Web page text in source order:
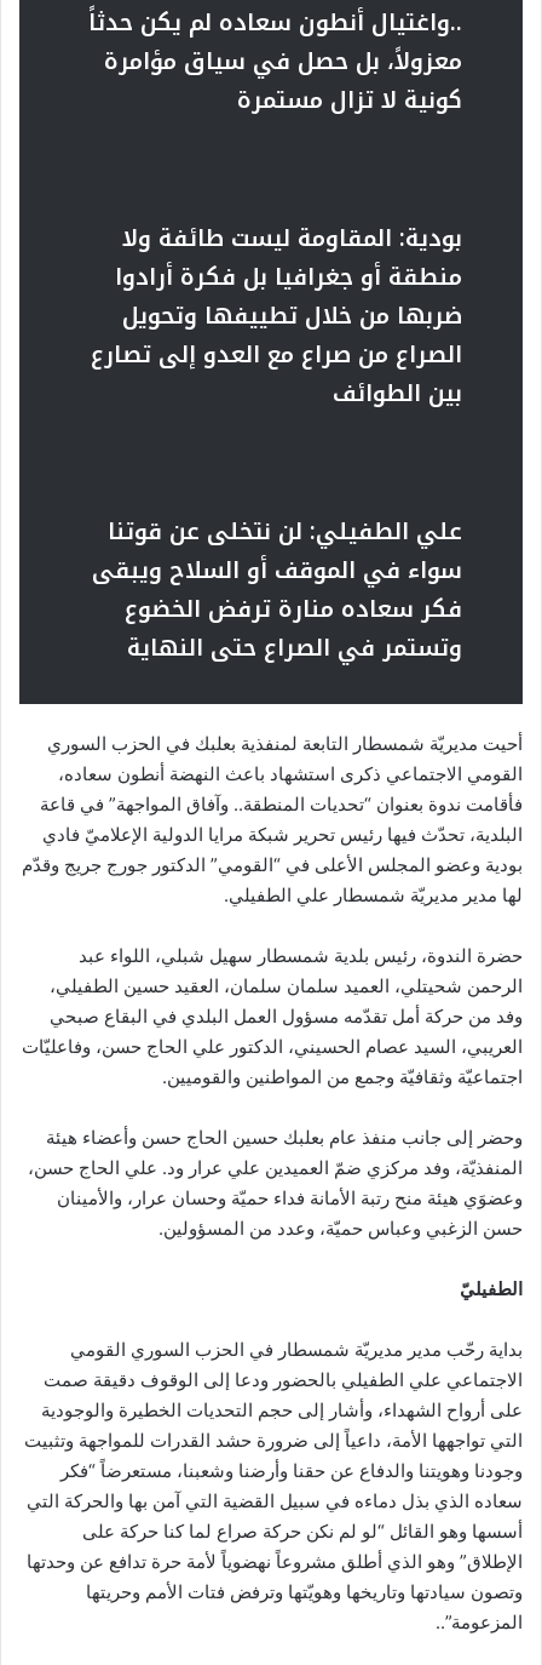
..واغتيال أنطون سعاده لم يكن حدثاً
معزولاً، بل حصل في سياق مؤامرة
كونية لا تزال مستمرة
بودية: المقاومة ليست طائفة ولا
منطقة أو جغرافيا بل فكرة أرادوا
ضربها من خلال تطييفها وتحويل
الصراع من صراع مع العدو إلى تصارع
بين الطوائف
علي الطفيلي: لن نتخلى عن قوتنا
سواء في الموقف أو السلاح ويبقى
فكر سعاده منارة ترفض الخضوع
وتستمر في الصراع حتى النهاية
أحيت مديريّة شمسطار التابعة لمنفذية بعلبك في الحزب السوري
القومي الاجتماعي ذكرى استشهاد باعث النهضة أنطون سعاده،
فأقامت ندوة بعنوان “تحديات المنطقة.. وآفاق المواجهة” في قاعة
البلدية، تحدّث فيها رئيس تحرير شبكة مرايا الدولية الإعلاميّ فادي
بودية وعضو المجلس الأعلى في “القومي” الدكتور جورج جريج وقدّم
لها مدير مديريّة شمسطار علي الطفيلي.
حضرة الندوة، رئيس بلدية شمسطار سهيل شبلي، اللواء عبد
الرحمن شحيتلي، العميد سلمان سلمان، العقيد حسين الطفيلي،
وفد من حركة أمل تقدّمه مسؤول العمل البلدي في البقاع صبحي
العريبي، السيد عصام الحسيني، الدكتور علي الحاج حسن، وفاعليّات
اجتماعيّة وثقافيّة وجمع من المواطنين والقوميين.
وحضر إلى جانب منفذ عام بعلبك حسين الحاج حسن وأعضاء هيئة
المنفذيّة، وفد مركزي ضمّ العميدين علي عرار ود. علي الحاج حسن،
وعضوَي هيئة منح رتبة الأمانة فداء حميّة وحسان عرار، والأمينان
حسن الزغبي وعباس حميّة، وعدد من المسؤولين.
الطفيليّ
بداية رحّب مدير مديريّة شمسطار في الحزب السوري القومي
الاجتماعي علي الطفيلي بالحضور ودعا إلى الوقوف دقيقة صمت
على أرواح الشهداء، وأشار إلى حجم التحديات الخطيرة والوجودية
التي تواجهها الأمة، داعياً إلى ضرورة حشد القدرات للمواجهة وتثبيت
وجودنا وهويتنا والدفاع عن حقنا وأرضنا وشعبنا، مستعرضاً “فكر
سعاده الذي بذل دماءه في سبيل القضية التي آمن بها والحركة التي
أسسها وهو القائل “لو لم نكن حركة صراع لما كنا حركة على
الإطلاق” وهو الذي أطلق مشروعاً نهضوياً لأمة حرة تدافع عن وحدتها
وتصون سيادتها وتاريخها وهويّتها وترفض فتات الأمم وحريتها
المزعومة”..